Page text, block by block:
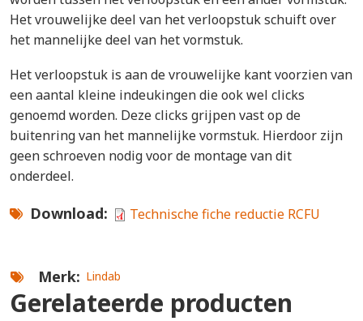
Het vrouwelijke deel van het verloopstuk schuift over
het mannelijke deel van het vormstuk.
Het verloopstuk is aan de vrouwelijke kant voorzien van
een aantal kleine indeukingen die ook wel clicks
genoemd worden. Deze clicks grijpen vast op de
buitenring van het mannelijke vormstuk. Hierdoor zijn
geen schroeven nodig voor de montage van dit
onderdeel.
Download Technische fiche reductie RCFU
Merk Lindab
Gerelateerde producten